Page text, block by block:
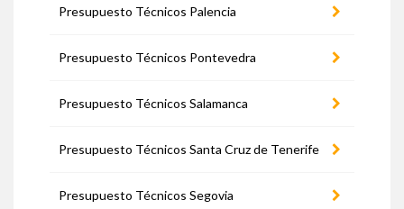
Presupuesto Técnicos Palencia
Presupuesto Técnicos Pontevedra
Presupuesto Técnicos Salamanca
Presupuesto Técnicos Santa Cruz de Tenerife
Presupuesto Técnicos Segovia